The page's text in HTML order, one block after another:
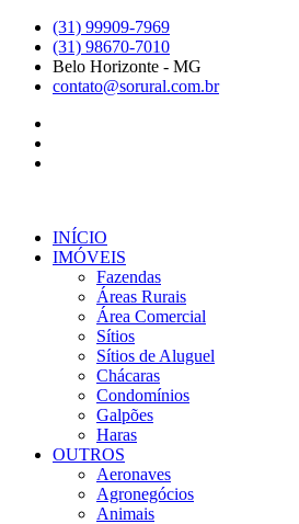
para
conteúdo
(31) 99909-7969
(31) 98670-7010
Belo Horizonte - MG
contato@sorural.com.br
INÍCIO
IMÓVEIS
Fazendas
Áreas Rurais
Área Comercial
Sítios
Sítios de Aluguel
Chácaras
Condomínios
Galpões
Haras
OUTROS
Aeronaves
Agronegócios
Animais